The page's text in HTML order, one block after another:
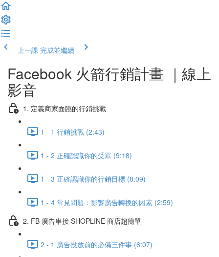
上一課 完成並繼續
Facebook 火箭行銷計畫 ｜線上
影音
1. 定義商家面臨的行銷挑戰
1 - 1 行銷挑戰 (2:43)
1 - 2 正確認識你的受眾 (9:18)
1 - 3 正確認識你的行銷目標 (8:09)
1 - 4 常見問題：影響廣告轉換的因素 (2:59)
2. FB 廣告串接 SHOPLINE 商店超簡單
2 - 1 廣告投放前的必備三件事 (6:07)